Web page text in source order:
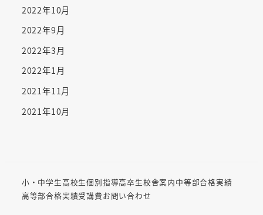
2022年10月
2022年9月
2022年3月
2022年1月
2021年11月
2021年10月
小・中学生高校生個別指導高卒生校舎案内中等部合格実績
高等部合格実績受講費お問い合わせ